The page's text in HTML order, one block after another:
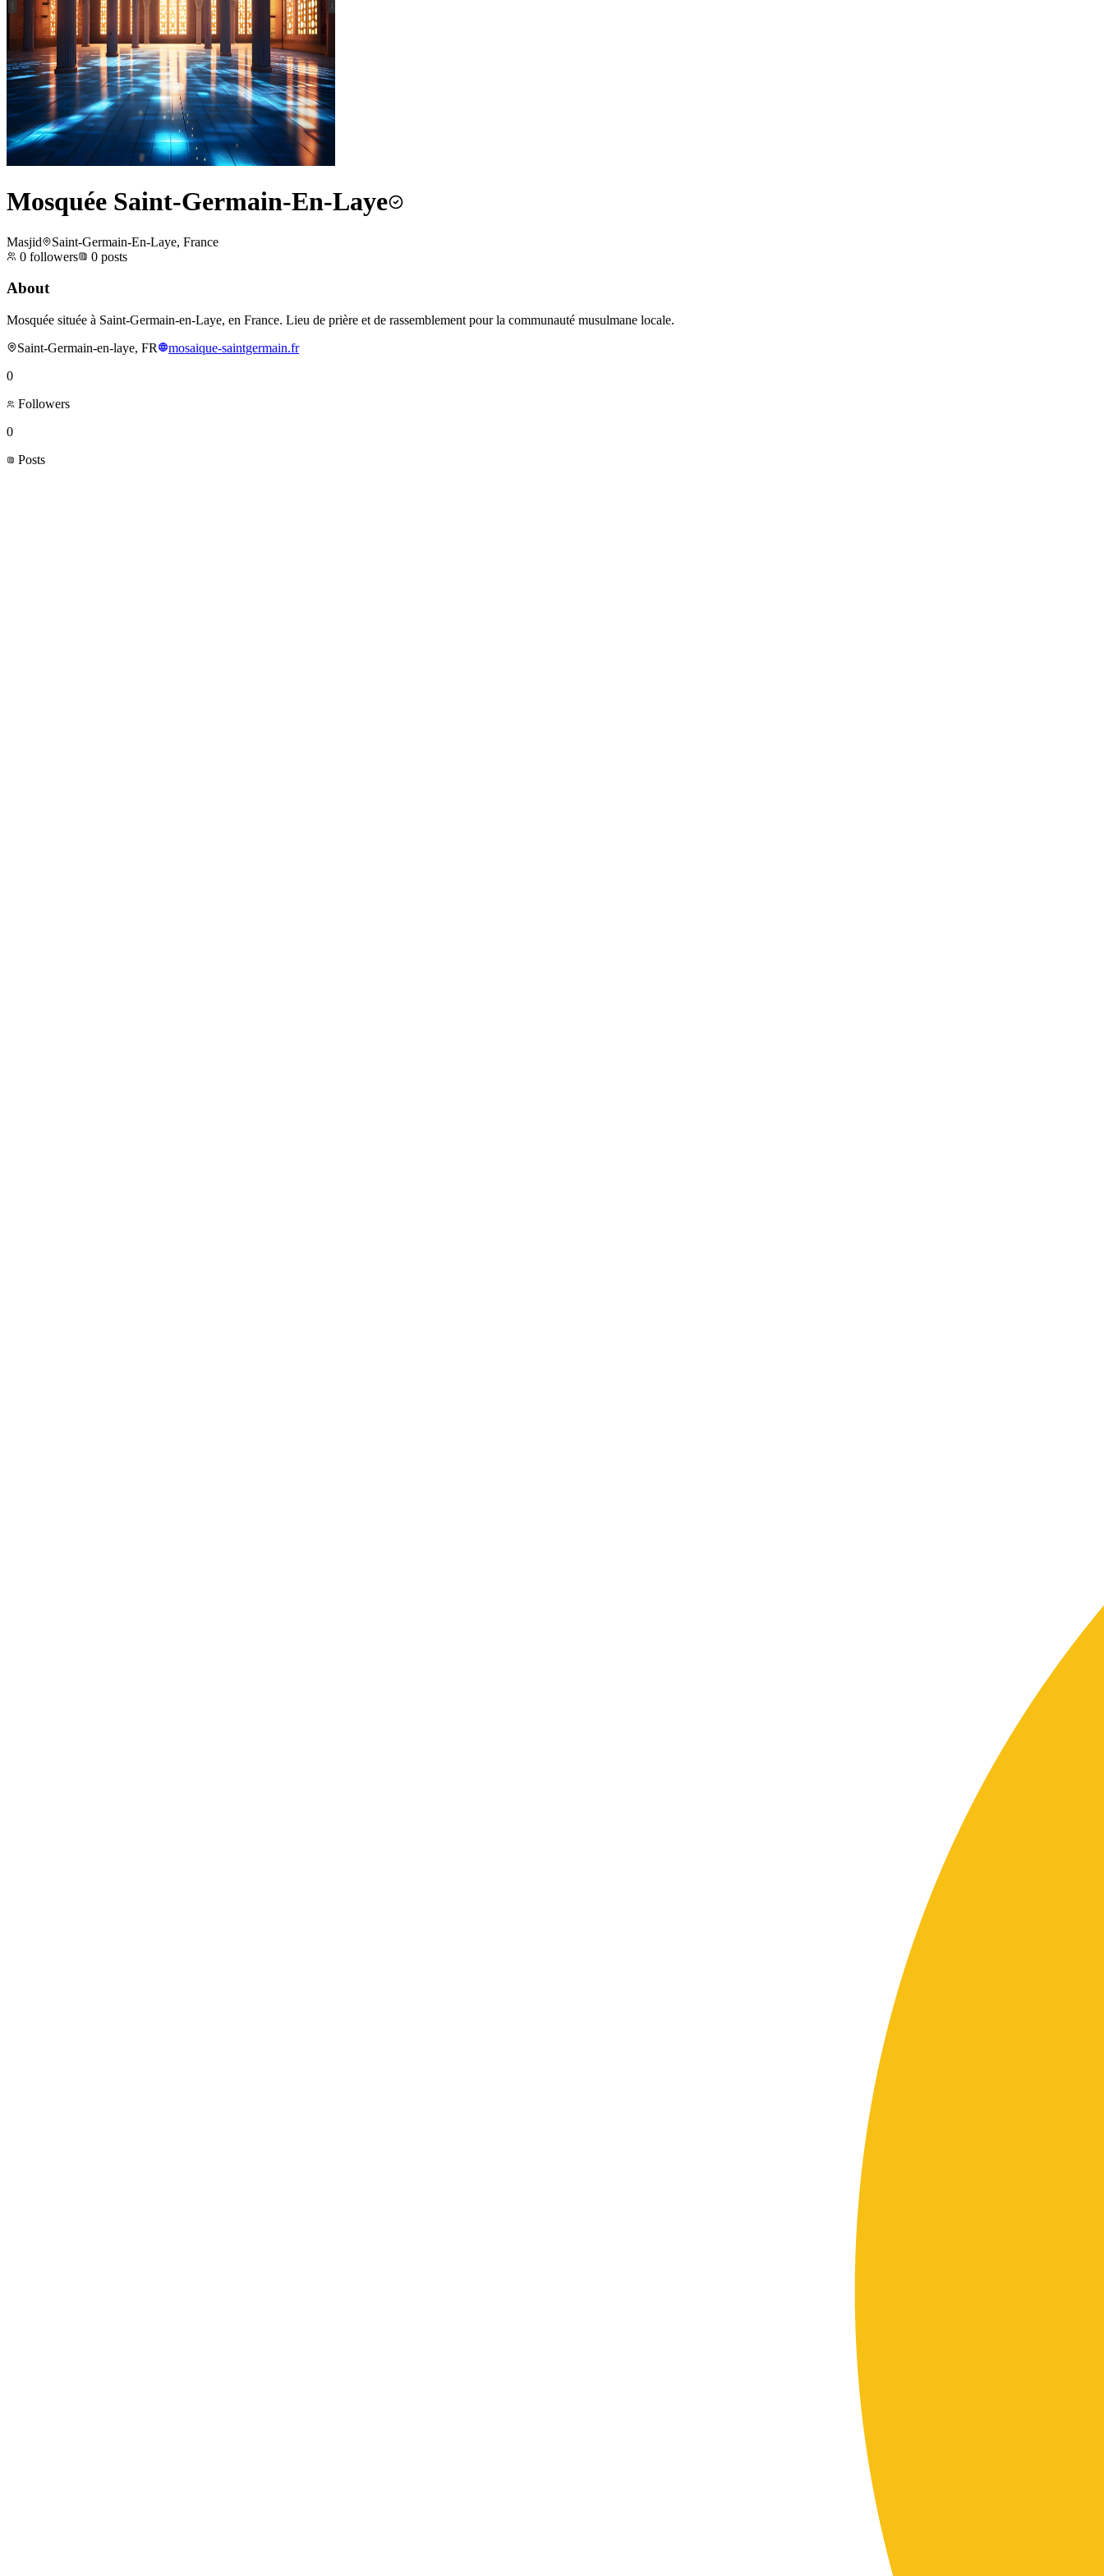
Mosquée Saint-Germain-En-Laye
Masjid
Saint-Germain-En-Laye, France
0 followers 0 posts
About
Mosquée située à Saint-Germain-en-Laye, en France. Lieu de prière et de rassemblement pour la communauté musulmane locale.
Saint-Germain-en-laye, FR
mosaique-saintgermain.fr
0
Followers
0
Posts